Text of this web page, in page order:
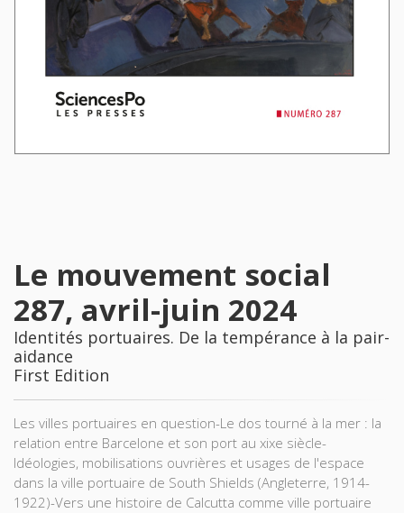
Le mouvement social
287, avril-juin 2024
Identités portuaires. De la tempérance à la pair-
aidance
First Edition
Les villes portuaires en question-Le dos tourné à la mer : la
relation entre Barcelone et son port au xixe siècle-
Idéologies, mobilisations ouvrières et usages de l'espace
dans la ville portuaire de South Shields (Angleterre, 1914-
1922)-Vers une histoire de Calcutta comme ville portuaire